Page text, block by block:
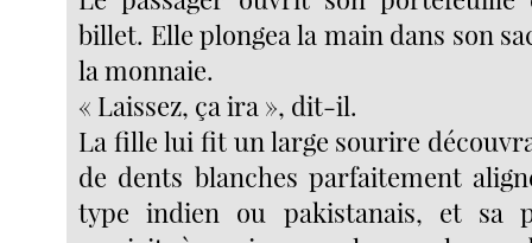
billet. Elle plongea la main dans son
la monnaie.
« Laissez, ça ira », dit-il.
La fille lui fit un large sourire
de dents blanches parfaitement
type indien ou pakistanais, et sa